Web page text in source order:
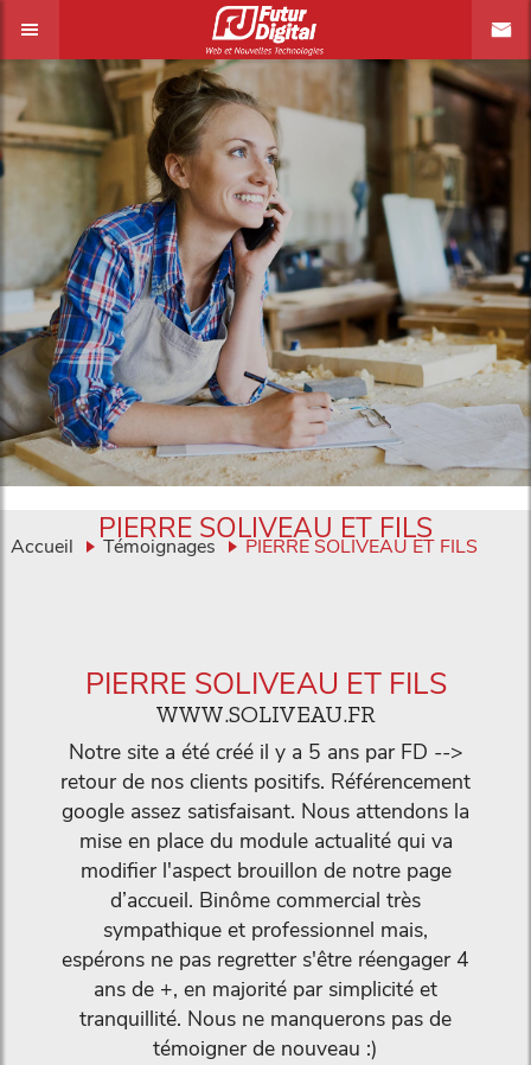
Accueil Témoignages PIERRE SOLIVEAU ET FILS
PIERRE SOLIVEAU ET FILS
PIERRE SOLIVEAU ET FILS
WWW.SOLIVEAU.FR
Notre site a été créé il y a 5 ans par FD -->
retour de nos clients positifs. Référencement
google assez satisfaisant. Nous attendons la
mise en place du module actualité qui va
modifier l'aspect brouillon de notre page
d’accueil. Binôme commercial très
sympathique et professionnel mais,
espérons ne pas regretter s'être réengager 4
ans de +, en majorité par simplicité et
tranquillité. Nous ne manquerons pas de
témoigner de nouveau :)